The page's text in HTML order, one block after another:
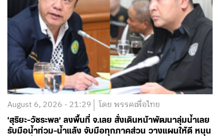
August 6, 2026 - 21:29 โดย พรรคเพื่อไทย
‘สุริยะ-วัชระพล’ ลงพื้นที่ จ.เลย สั่งเดินหน้าพัฒนาลุ่มน้ำเลย
รับมือน้ำท่วม-น้ำแล้ง จับมือทุกภาคส่วน วางแผนให้ดี หนุน